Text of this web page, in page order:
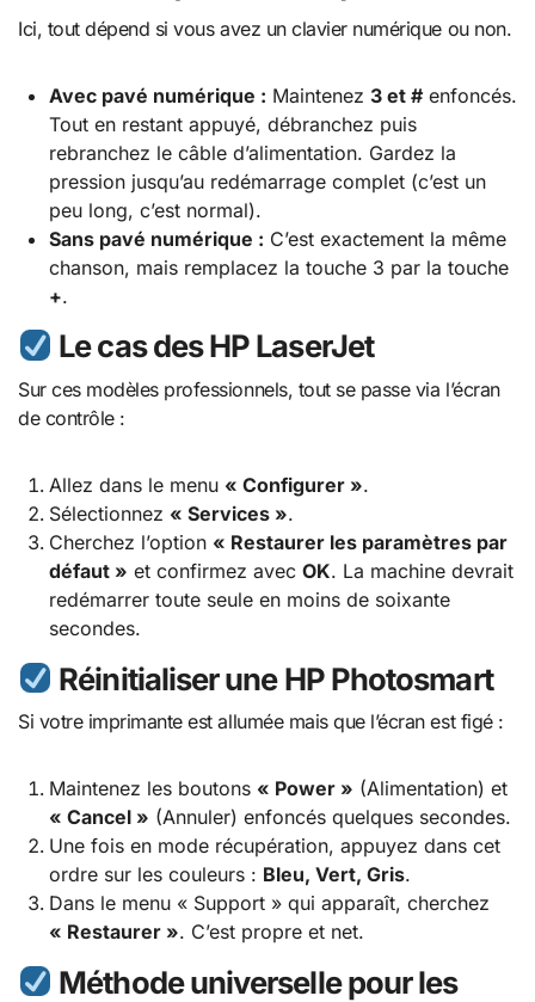
Ici, tout dépend si vous avez un clavier numérique ou non.
Avec pavé numérique : Maintenez 3 et #enfoncés.
Tout en restant appuyé, débranchez puis
rebranchez le câble d’alimentation. Gardez la
pression jusqu’au redémarrage complet (c’est un
peu long, c’est normal).
Sans pavé numérique : C’est exactement la même
chanson, mais remplacez la touche 3 par la touche
+.
Le cas des HP LaserJet
Sur ces modèles professionnels, tout se passe via l’écran
de contrôle :
Allez dans le menu « Configurer ».
Sélectionnez « Services ».
Cherchez l’option « Restaurer les paramètres par
défaut » et confirmez avec OK. La machine devrait
redémarrer toute seule en moins de soixante
secondes.
Réinitialiser une HP Photosmart
Si votre imprimante est allumée mais que l’écran est figé :
Maintenez les boutons « Power » (Alimentation) et
« Cancel » (Annuler) enfoncés quelques secondes.
Une fois en mode récupération, appuyez dans cet
ordre sur les couleurs : Bleu, Vert, Gris.
Dans le menu « Support » qui apparaît, cherchez
« Restaurer ». C’est propre et net.
Méthode universelle pour les